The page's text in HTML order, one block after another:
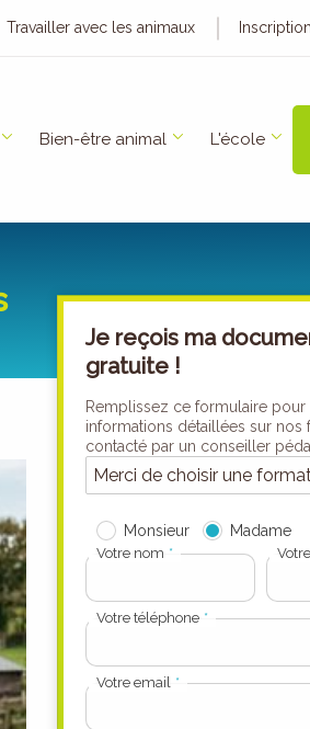
Travailler avec les animaux Inscription
Bien-être animal L'école
Je reçois ma
gratuite !
Remplissez ce formulaire
informations détaillées sur nos
contacté par un conseiller
Monsieur Madame
Votre nom
Votre téléphone
Votre email